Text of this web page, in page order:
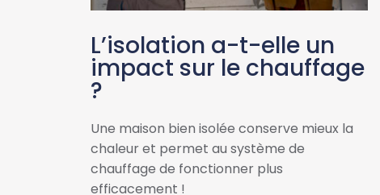
L’isolation a-t-elle un
impact sur le chauffage
?
Une maison bien isolée conserve mieux la
chaleur et permet au système de
chauffage de fonctionner plus
efficacement !